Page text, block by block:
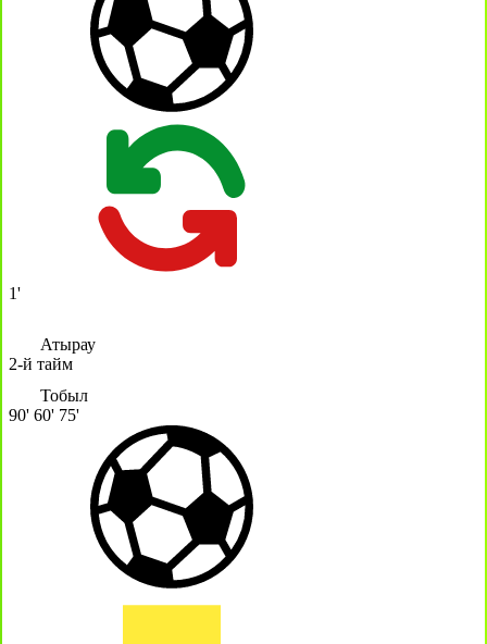
1'
Атырау
2-й тайм
Тобыл
90' 60' 75'